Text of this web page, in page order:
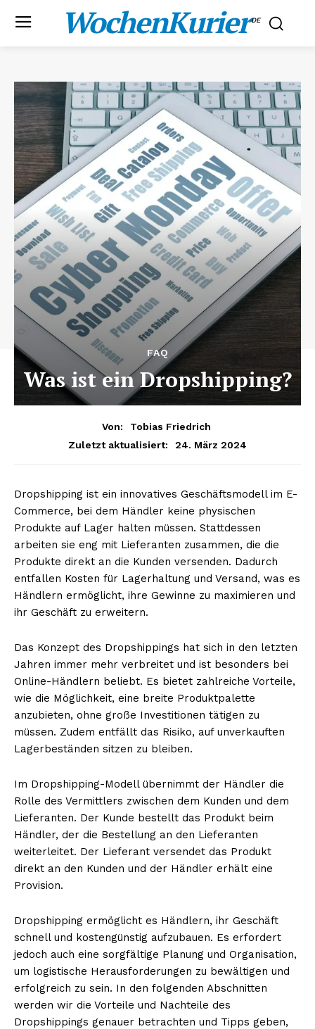
WochenKurier.DE
FAQ
Was ist ein Dropshipping?
Von:
Tobias Friedrich
Zuletzt aktualisiert:
24. März 2024
Dropshipping ist ein innovatives Geschäftsmodell im E-
Commerce, bei dem Händler keine physischen
Produkte auf Lager halten müssen. Stattdessen
arbeiten sie eng mit Lieferanten zusammen, die die
Produkte direkt an die Kunden versenden. Dadurch
entfallen Kosten für Lagerhaltung und Versand, was es
Händlern ermöglicht, ihre Gewinne zu maximieren und
ihr Geschäft zu erweitern.
Das Konzept des Dropshippings hat sich in den letzten
Jahren immer mehr verbreitet und ist besonders bei
Online-Händlern beliebt. Es bietet zahlreiche Vorteile,
wie die Möglichkeit, eine breite Produktpalette
anzubieten, ohne große Investitionen tätigen zu
müssen. Zudem entfällt das Risiko, auf unverkauften
Lagerbeständen sitzen zu bleiben.
Im Dropshipping-Modell übernimmt der Händler die
Rolle des Vermittlers zwischen dem Kunden und dem
Lieferanten. Der Kunde bestellt das Produkt beim
Händler, der die Bestellung an den Lieferanten
weiterleitet. Der Lieferant versendet das Produkt
direkt an den Kunden und der Händler erhält eine
Provision.
Dropshipping ermöglicht es Händlern, ihr Geschäft
schnell und kostengünstig aufzubauen. Es erfordert
jedoch auch eine sorgfältige Planung und Organisation,
um logistische Herausforderungen zu bewältigen und
erfolgreich zu sein. In den folgenden Abschnitten
werden wir die Vorteile und Nachteile des
Dropshippings genauer betrachten und Tipps geben,